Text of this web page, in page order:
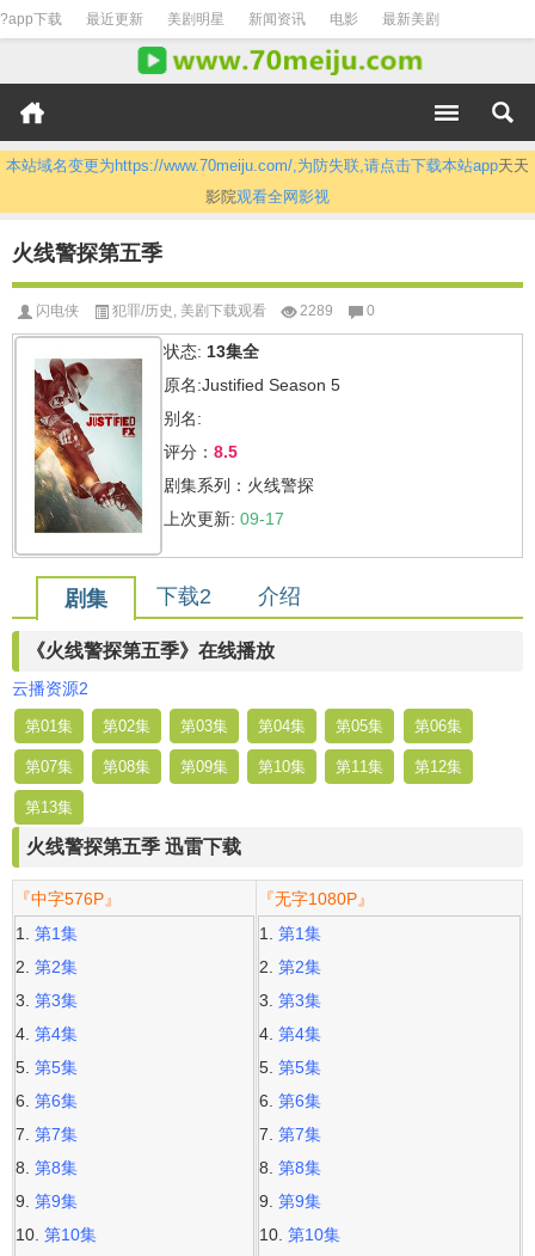
?app下载 最近更新 美剧明星 新闻资讯 电影 最新美剧
本站域名变更为https://www.70meiju.com/,为防失联,请点击下载本站app天天
影院观看全网影视
火线警探第五季
闪电侠 犯罪/历史 , 美剧下载观看 2289 0
状态: 13集全
原名:Justified Season 5
别名:
评分： 8.5
剧集系列：火线警探
上次更新: 09-17
剧集 下载2 介绍
《火线警探第五季》在线播放
云播资源2
第01集 第02集 第03集 第04集 第05集 第06集
第07集 第08集 第09集 第10集 第11集 第12集
第13集
火线警探第五季 迅雷下载
『中字576P』
第1集
第2集
第3集
第4集
第5集
第6集
第7集
第8集
第9集
第10集
『无字1080P』
第1集
第2集
第3集
第4集
第5集
第6集
第7集
第8集
第9集
第10集